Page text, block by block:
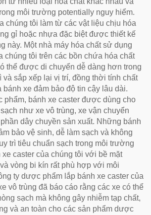
môi trường potentially nguy hiểm.
chúng tôi làm từ các vật liệu chịu hóa
gỉ hoặc nhựa đặc biệt được thiết kế
này. Một nhà máy hóa chất sử dụng
chúng tôi trên các bồn chứa hóa chất
thể được di chuyển dễ dàng hơn trong
và sắp xếp lại vị trí, đồng thời tính chất
bánh xe đảm bảo độ tin cậy lâu dài.
phẩm, bánh xe caster được dùng cho
như xe vô trùng, xe vận chuyển
dây chuyền sản xuất. Những bánh
bảo vệ sinh, dễ làm sạch và không
trì tiêu chuẩn sạch trong môi trường
caster của chúng tôi với bề mặt
vòng bi kín rất phù hợp với môi
ty dược phẩm lắp bánh xe caster của
vô trùng đã báo cáo rằng các xe có thể
sạch mà không gây nhiễm tạp chất,
và an toàn cho các sản phẩm dược